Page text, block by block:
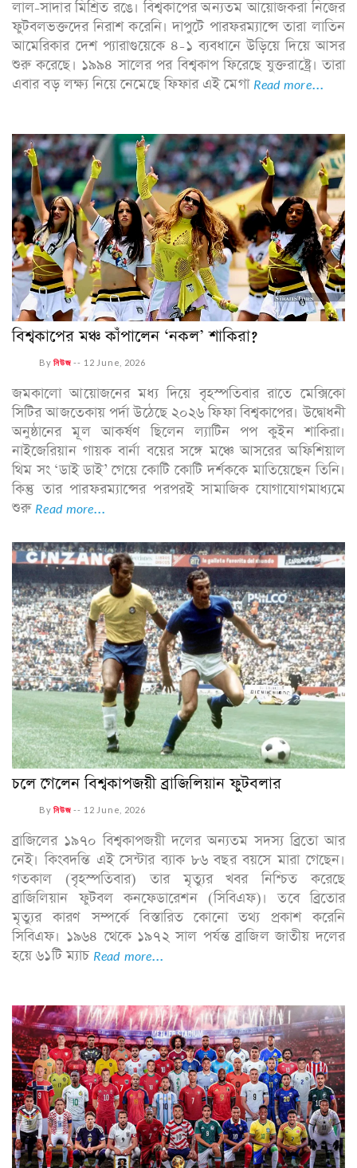
লাল-সাদার মিশ্রিত রঙে। বিশ্বকাপের অন্যতম আয়োজকরা নিজের
ফুটবলভক্তদের নিরাশ করেনি। দাপুটে পারফরম্যান্সে তারা লাতিন
আমেরিকার দেশ প্যারাগুয়েকে ৪-১ ব্যবধানে উড়িয়ে দিয়ে আসর
শুরু করেছে। ১৯৯৪ সালের পর বিশ্বকাপ ফিরেছে যুক্তরাষ্ট্রে। তারা
এবার বড় লক্ষ্য নিয়ে নেমেছে ফিফার এই মেগা Read more...
বিশ্বকাপের মঞ্চ কাঁপালেন ‘নকল’ শাকিরা?
Byনিউজ -- 12 June, 2026
জমকালো আয়োজনের মধ্য দিয়ে বৃহস্পতিবার রাতে মেক্সিকো
সিটির আজতেকায় পর্দা উঠেছে ২০২৬ ফিফা বিশ্বকাপের। উদ্বোধনী
অনুষ্ঠানের মূল আকর্ষণ ছিলেন ল্যাটিন পপ কুইন শাকিরা।
নাইজেরিয়ান গায়ক বার্না বয়ের সঙ্গে মঞ্চে আসরের অফিশিয়াল
থিম সং ‘ডাই ডাই’ গেয়ে কোটি কোটি দর্শককে মাতিয়েছেন তিনি।
কিন্তু তার পারফরম্যান্সের পরপরই সামাজিক যোগাযোগমাধ্যমে
শুরু Read more...
চলে গেলেন বিশ্বকাপজয়ী ব্রাজিলিয়ান ফুটবলার
Byনিউজ -- 12 June, 2026
ব্রাজিলের ১৯৭০ বিশ্বকাপজয়ী দলের অন্যতম সদস্য ব্রিতো আর
নেই। কিংবদন্তি এই সেন্টার ব্যাক ৮৬ বছর বয়সে মারা গেছেন।
গতকাল (বৃহস্পতিবার) তার মৃত্যুর খবর নিশ্চিত করেছে
ব্রাজিলিয়ান ফুটবল কনফেডারেশন (সিবিএফ)। তবে ব্রিতোর
মৃত্যুর কারণ সম্পর্কে বিস্তারিত কোনো তথ্য প্রকাশ করেনি
সিবিএফ। ১৯৬৪ থেকে ১৯৭২ সাল পর্যন্ত ব্রাজিল জাতীয় দলের
হয়ে ৬১টি ম্যাচ Read more...